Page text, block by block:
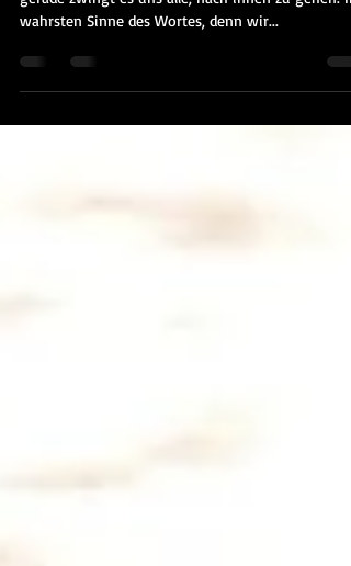
Das Leben findet immer einen Weg. Für alles. Jetzt
wahrsten Sinne des Wortes, denn wir...